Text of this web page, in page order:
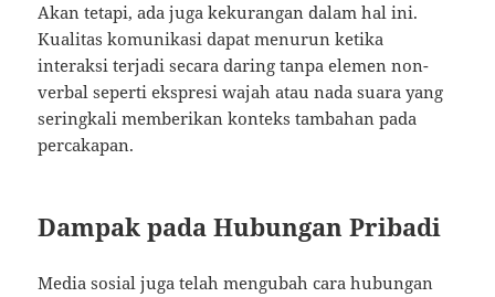
Akan tetapi, ada juga kekurangan dalam hal ini.
Kualitas komunikasi dapat menurun ketika
interaksi terjadi secara daring tanpa elemen non-
verbal seperti ekspresi wajah atau nada suara yang
seringkali memberikan konteks tambahan pada
percakapan.
Dampak pada Hubungan Pribadi
Media sosial juga telah mengubah cara hubungan